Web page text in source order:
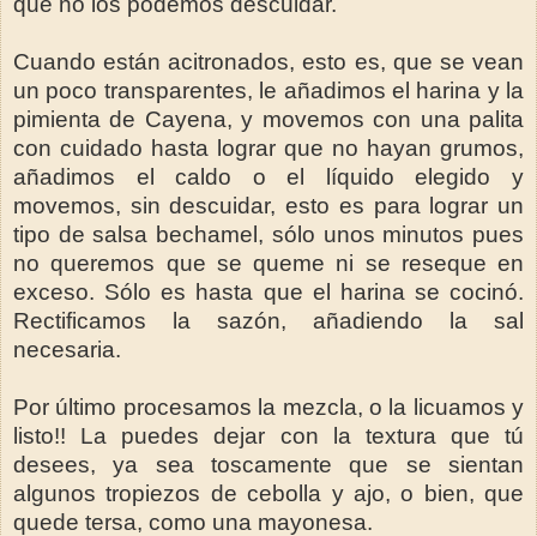
Cuando están acitronados, esto es, que se vean
un poco transparentes, le añadimos el harina y la
pimienta de Cayena, y movemos con una palita
con cuidado hasta lograr que no hayan grumos,
añadimos el caldo o el líquido elegido y
movemos, sin descuidar, esto es para lograr un
tipo de salsa bechamel, sólo unos minutos pues
no queremos que se queme ni se reseque en
exceso. Sólo es hasta que el harina se cocinó.
Rectificamos la sazón, añadiendo la sal
necesaria.
Por último procesamos la mezcla, o la licuamos y
listo!! La puedes dejar con la textura que tú
desees, ya sea toscamente que se sientan
algunos tropiezos de cebolla y ajo, o bien, que
quede tersa, como una mayonesa.